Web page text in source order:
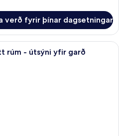
verð fyrir þínar dagsetningar
Junior-svíta - 1 stórt tvíbreitt rúm -
rúm - útsýni yfir garð